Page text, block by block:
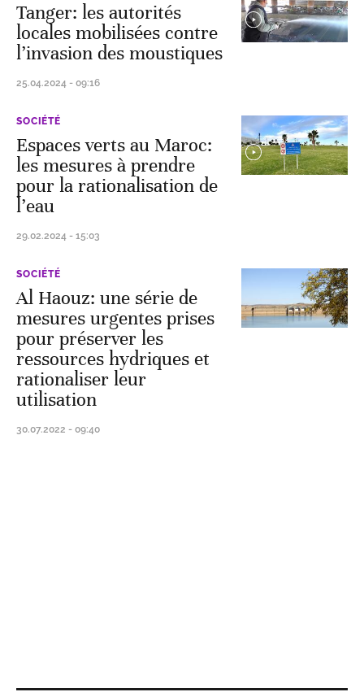
Tanger: les autorités
locales mobilisées contre
l’invasion des moustiques
25.04.2024 - 09:16
SOCIÉTÉ
Espaces verts au Maroc:
les mesures à prendre
pour la rationalisation de
l’eau
29.02.2024 - 15:03
SOCIÉTÉ
Al Haouz: une série de
mesures urgentes prises
pour préserver les
ressources hydriques et
rationaliser leur
utilisation
30.07.2022 - 09:40